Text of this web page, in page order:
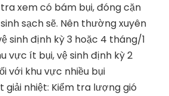
xem có bám bụi, đóng cặn
sạch sẽ. Nên thường xuyên
sinh định kỳ 3 hoặc 4 tháng/1
vực ít bụi, vệ sinh định kỳ 2
với khu vực nhiều bụi
giải nhiệt: Kiểm tra lượng gió